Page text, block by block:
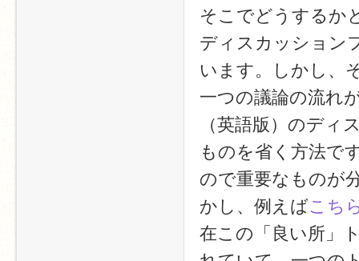
そこでどうするか
ディスカッション
います。しかし、
一つの議論の流れ
（英語版）のデ
ものを省く方法で
ので重要なものが
かし、例えばこち
在この「良い所」